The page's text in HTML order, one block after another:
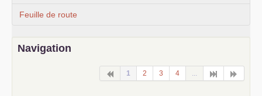
Feuille de route
Navigation
1 2 3 4